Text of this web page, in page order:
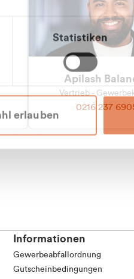
Statistiken
erlauben
Apilash
Vertrieb -
0216 237
Informationen
Gewerbeabfallordnung
Gutscheinbedingungen